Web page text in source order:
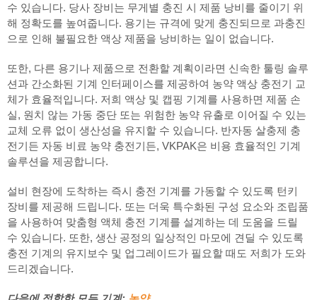
수 있습니다. 당사 장비는 무게별 충진 시 제품 낭비를 줄이기 위
해 정확도를 높여줍니다. 용기는 규격에 맞게 충진되므로 과충진
으로 인해 불필요한 액상 제품을 낭비하는 일이 없습니다.
또한, 다른 용기나 제품으로 전환할 계획이라면 신속한 툴링 솔루
션과 간소화된 기계 인터페이스를 제공하여 농약 액상 충전기 교
체가 효율적입니다. 저희 액상 및 캡핑 기계를 사용하면 제품 손
실, 원치 않는 가동 중단 또는 위험한 농약 유출로 이어질 수 있는
교체 오류 없이 생산성을 유지할 수 있습니다. 반자동 살충제 충
전기든 자동 비료 농약 충전기든, VKPAK은 비용 효율적인 기계
솔루션을 제공합니다.
설비 현장에 도착하는 즉시 충전 기계를 가동할 수 있도록 턴키
장비를 제공해 드립니다. 또는 더욱 특수화된 구성 요소와 조립품
을 사용하여 맞춤형 액체 충전 기계를 설계하는 데 도움을 드릴
수 있습니다. 또한, 생산 공정의 일상적인 마모에 견딜 수 있도록
충전 기계의 유지보수 및 업그레이드가 필요할 때도 저희가 도와
드리겠습니다.